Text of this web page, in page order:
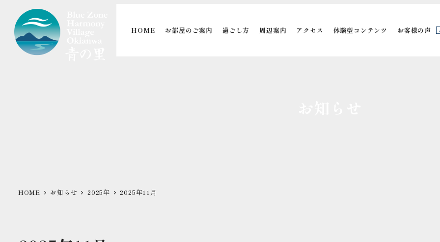
HOME お部屋のご案内 過ごし方 周辺案内 アクセス 体験型コンテンツ お客様の声
HOME お知らせ 2025年 2025年11月